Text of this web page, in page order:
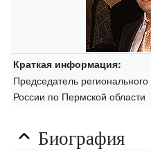
Краткая информация:
Председатель
России по Пермской области
Биография